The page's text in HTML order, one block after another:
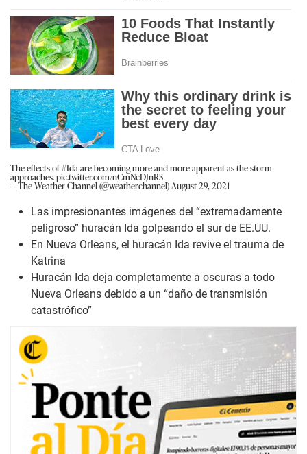
The effects of#Idaare becoming more and more apparent as the storm
approaches.pic.twitter.com/nCmNcDJnR3
— The Weather Channel (@weatherchannel)August 29, 2021
Las impresionantes imágenes del “extremadamente
peligroso” huracán Ida golpeando el sur de EE.UU.
En Nueva Orleans, el huracán Ida revive el trauma de
Katrina
Huracán Ida deja completamente a oscuras a todo
Nueva Orleans debido a un “daño de transmisión
catastrófico”